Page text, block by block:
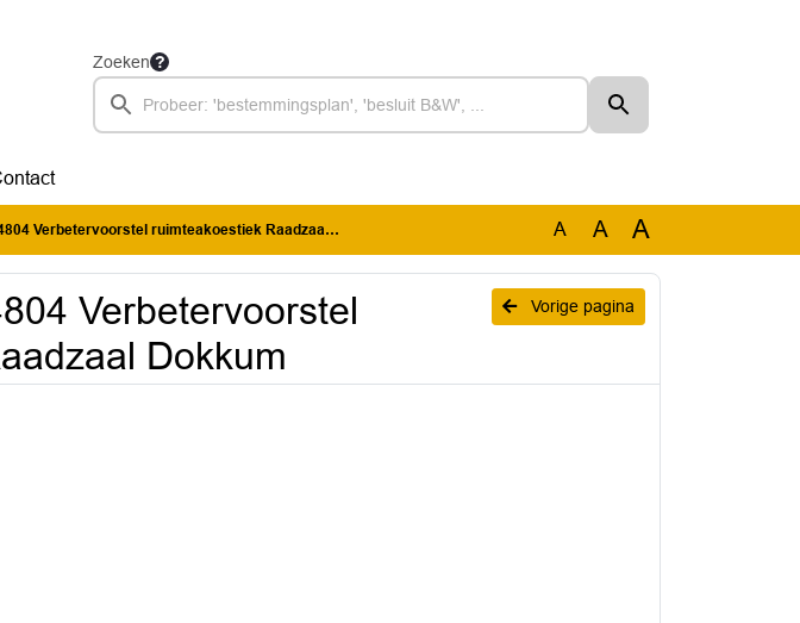
Zoeken
Verbetervoorstel ruimteakoestiek Raadzaal Dokkum A A A
Vorige pagina
Verbetervoorstel
Dokkum